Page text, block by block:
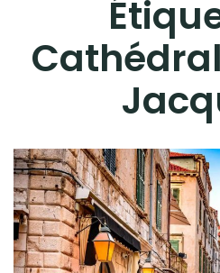
TRANSPORTS